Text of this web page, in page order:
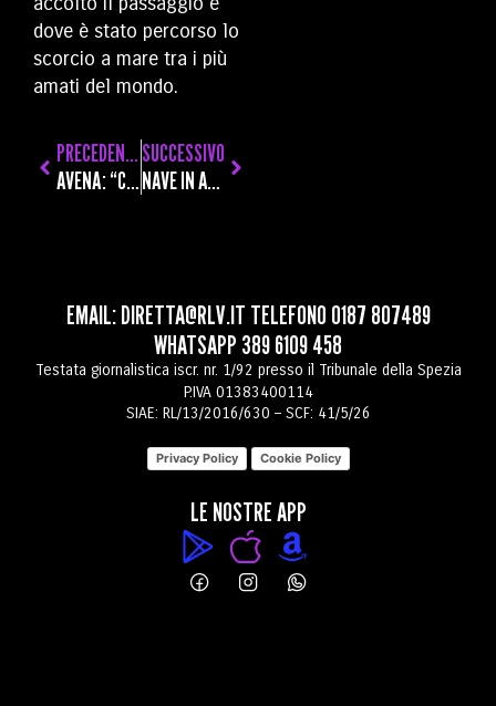
dove è stato percorso lo
scorcio a mare tra i più
amati del mondo.
PRECEDENTE
AVENA: “CHI TRAE DAVVERO VANTAGGIO DALLA RIFORMA DEI PORTI? DA PORTUALITÀ E LOGISTICA UNA NUOVA CLASSE DIRIGENTE CITTADINA”
SUCCESSIVO
NAVE IN AVARIA DA ORE DI FRONTE ALLE COSTE TOSCANE DOPO AVER LASCIATO IL PORTO DELLA SPEZIA
EMAIL:DIRETTA@RLV.IT TELEFONO 0187 807489
WHATSAPP 389 6109 458
Testata giornalistica iscr. nr. 1/92 presso il Tribunale della Spezia
P.IVA 01383400114
SIAE: RL/13/2016/630 – SCF: 41/5/26
Privacy Policy Cookie Policy
LE NOSTRE APP